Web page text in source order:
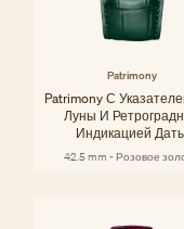
Patrimony
Patrimony С
Луны И
Индикацией
42.5 mm - Розовое